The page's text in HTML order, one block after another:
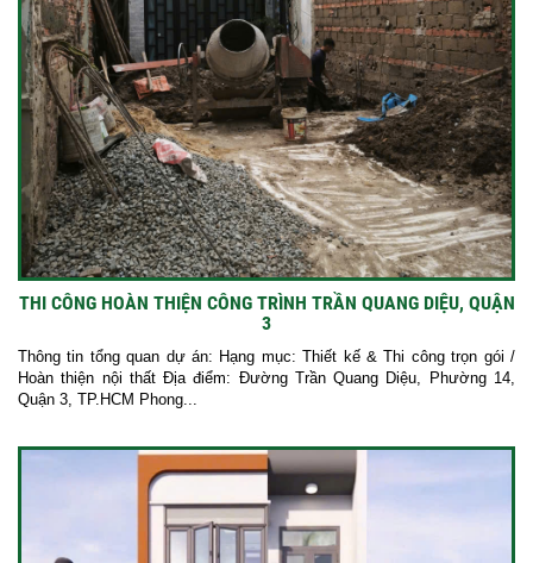
THI CÔNG HOÀN THIỆN CÔNG TRÌNH TRẦN QUANG DIỆU, QUẬN
3
Thông tin tổng quan dự án: Hạng mục: Thiết kế & Thi công trọn gói /
Hoàn thiện nội thất Địa điểm: Đường Trần Quang Diệu, Phường 14,
Quận 3, TP.HCM Phong...